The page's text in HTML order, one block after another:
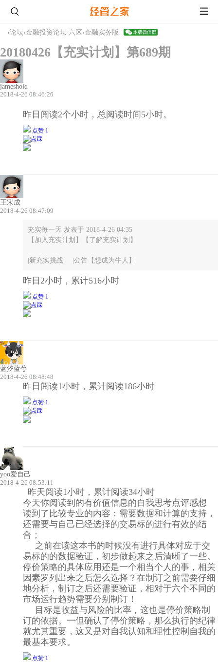
›论坛›金融投资论坛 六区 ›金融实务版
20180426【充实计划】第689期
jameshold
2018-4-26 08:46:26
昨日阅读2个小时，总阅读时间5小时。
点赞 1
王宋成
2018-4-26 08:47:09
充实每一天 发表于 2018-4-26 04:35
【加入充实计划】【了解充实计划】
|新充实挑战| |公告【想成为牛人】|
昨日2小时，累计516小时
点赞 1
蓝汐蓝兮
2018-4-26 08:48:48
昨日阅读1小时，累计阅读186小时
点赞 1
yoo爱自己
2018-4-26 08:53:11
昨天阅读1小时，累计阅读34小时
今天你阅读到的有价值信息的自我思考点评感想
读到了比较专业的内容：需要数据和计算的支持，
还需要与自己已经选择的交易标的进行有效的结
合；
之前在读这本书的时候没有进行具体对应于交
易标的的数据验证，初步做起来之后清晰了一些。
停价策略的具体应用还是一个相当个人的事，相关
因素罗列出来之后怎么选择？在制订之前需要仔细
地分析，制订之后还需要验证，相对于六个不同的
市场运行趋势需要分别制订！
目标是收益与风险的比率，这也是停价策略制
订的依据。一但确认了停价策略，那么执行的纪律
就尤其重要，这又是对自我认知和理性控制自我的
最基本要求。
点赞 1